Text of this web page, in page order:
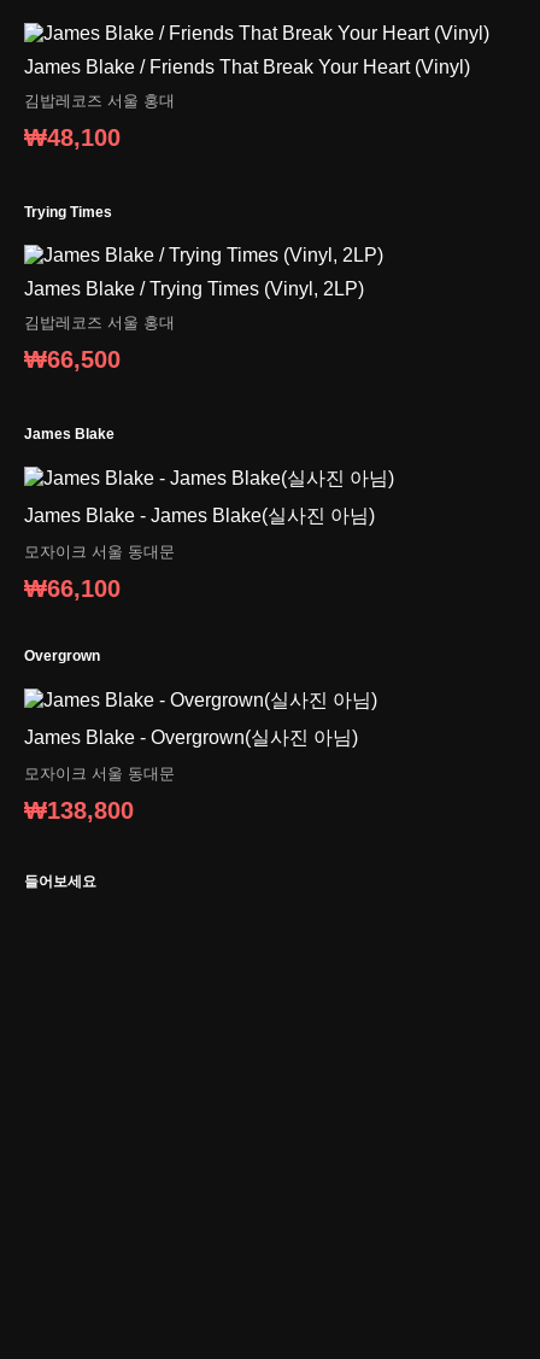
James Blake / Friends That Break Your Heart (Vinyl)
김밥레코즈 서울 홍대
₩48,100
Trying Times
James Blake / Trying Times (Vinyl, 2LP)
김밥레코즈 서울 홍대
₩66,500
James Blake
James Blake - James Blake(실사진 아님)
모자이크 서울 동대문
₩66,100
Overgrown
James Blake - Overgrown(실사진 아님)
모자이크 서울 동대문
₩138,800
들어보세요